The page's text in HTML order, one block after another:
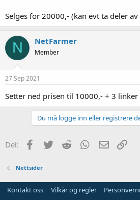
Selges for 20000,- (kan evt ta deler
N NetFarmer
Member
27 Sep 2021
Setter ned prisen til 10000,- + 3 linker
Du må logge inn eller registrere
Del: Facebook
Twitter Reddit WhatsApp
E-post
Nettsider
Kontakt oss Vilkår og regler